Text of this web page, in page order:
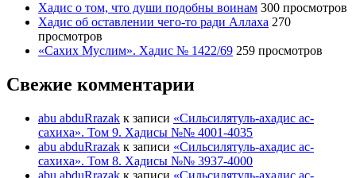
Хадис о том, что души подобны воинам 300 просмотров
Хадис об оставлении чего-то ради Аллаха 270
просмотров
«Сахих Муслим». Хадис № 1422/69 259 просмотров
Свежие комментарии
abu abduRrazak к записи «Сильсилятуль-ахадис ас-
сахиха». Том 9. Хадисы №№ 4001-4035
abu abduRrazak к записи «Сильсилятуль-ахадис ас-
сахиха». Том 8. Хадисы №№ 3937-4000
abu abduRrazak к записи «Сильсилятуль-ахадис ас-